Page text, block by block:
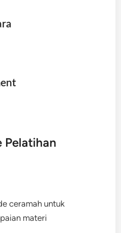
Pelatihan
ceramah untuk
materi